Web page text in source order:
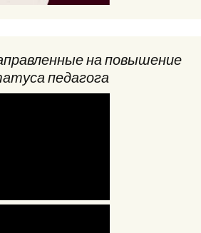
на повышение
педагога